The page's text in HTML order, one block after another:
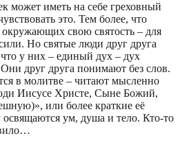
иметь на себе греховный
это. Тем более, что
свою святость – для
Но святые люди друг друга
у них – единый дух – дух
друг друга понимают без слов.
в молитве – читают мысленно
Иисусе Христе, Сыне Божий,
или более краткие её
ум, душа и тело. Кто-то